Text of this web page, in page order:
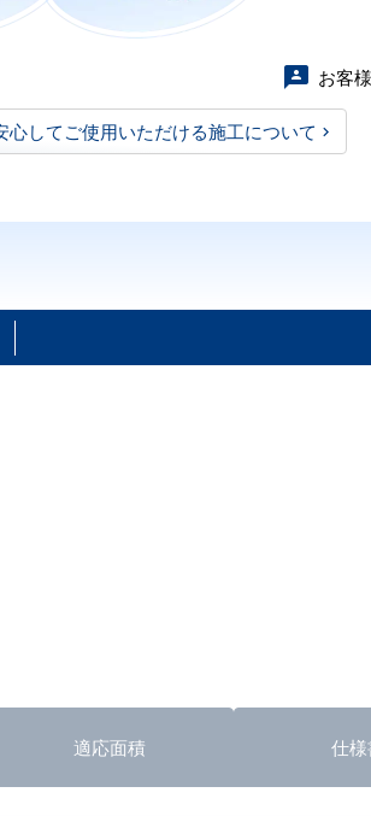
お客
心してご使用いただける施工について
適応面積 仕様